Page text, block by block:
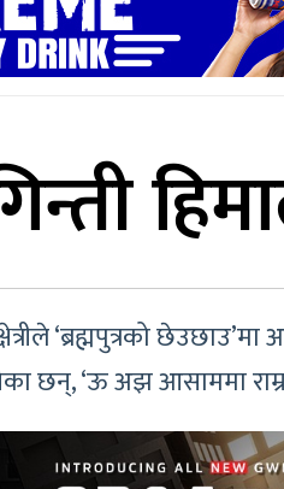
‘ब्रह्मपुत्रको
छन्, ‘ऊ अझ आसाममा